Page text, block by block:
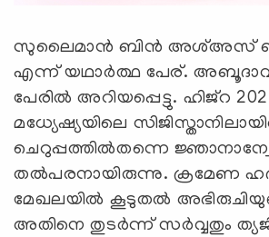
സുലൈമാന്‍ ബിന്‍ അശ്അസ്
എന്ന് യഥാര്‍ത്ഥ പേര്.
പേരില്‍ അറിയപ്പെട്ടു. ഹിജ്‌റ
മധ്യേഷ്യയിലെ
ചെറുപ്പത്തില്‍തന്നെ
തല്‍പരനായിരുന്നു. ക്രമേണ
മേഖലയില്‍ കൂടുതല്‍
അതിനെ തുടര്‍ന്ന് സര്‍വ്വതും